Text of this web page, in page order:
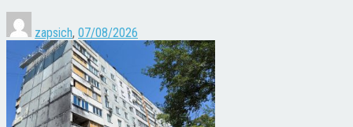
zapsich, 07/08/2026